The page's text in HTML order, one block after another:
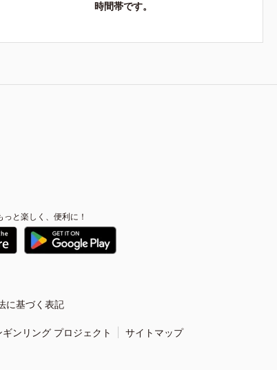
時間帯です。
っと楽しく、便利に！
に基づく表記
ギンリング プロジェクト サイトマップ